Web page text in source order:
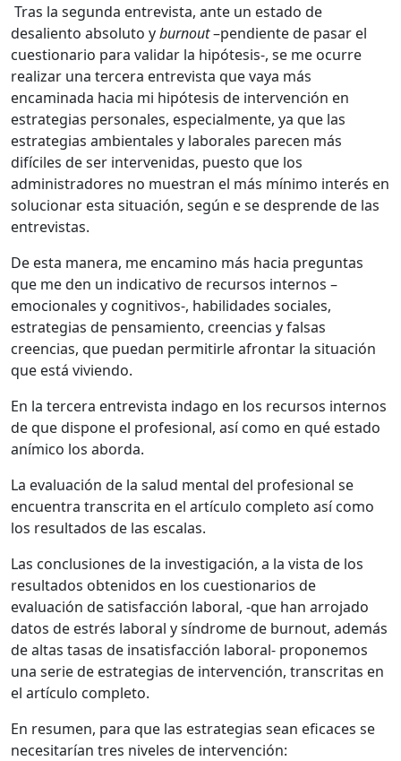
Tras la segunda entrevista, ante un estado de
desaliento absoluto yburnout–pendiente de pasar el
cuestionario para validar la hipótesis-, se me ocurre
realizar una tercera entrevista que vaya más
encaminada hacia mi hipótesis de intervención en
estrategias personales, especialmente, ya que las
estrategias ambientales y laborales parecen más
difíciles de ser intervenidas, puesto que los
administradores no muestran el más mínimo interés en
solucionar esta situación, según e se desprende de las
entrevistas.
De esta manera, me encamino más hacia preguntas
que me den un indicativo de recursos internos –
emocionales y cognitivos-, habilidades sociales,
estrategias de pensamiento, creencias y falsas
creencias, que puedan permitirle afrontar la situación
que está viviendo.
En la tercera entrevista indago en los recursos internos
de que dispone el profesional, así como en qué estado
anímico los aborda.
La evaluación de la salud mental del profesional se
encuentra transcrita en el artículo completo así como
los resultados de las escalas.
Las conclusiones de la investigación, a la vista de los
resultados obtenidos en los cuestionarios de
evaluación de satisfacción laboral, -que han arrojado
datos de estrés laboral y síndrome de burnout, además
de altas tasas de insatisfacción laboral- proponemos
una serie de estrategias de intervención, transcritas en
el artículo completo.
En resumen, para que las estrategias sean eficaces se
necesitarían tres niveles de intervención: